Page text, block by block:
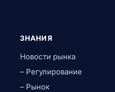
ЗНАНИЯ
Новости рынка
– Регулирование
– Рынок